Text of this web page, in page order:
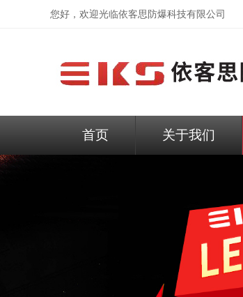
您好，欢迎光临依客思防爆科技有限公司
首页 关于我们